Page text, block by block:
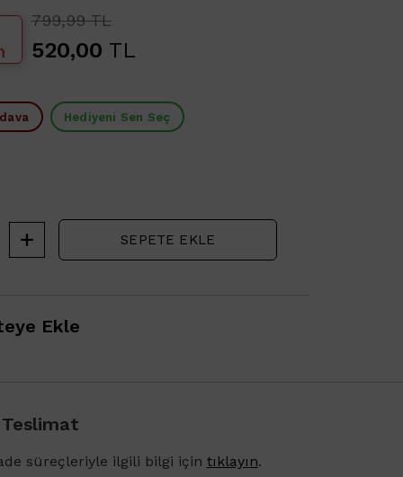
799,99 TL
520,00 TL
Hediyeni Sen Seç
SEPETE EKLE
Ekle
1500 TL ve üzeri alışverişlerinizde Vichy Dercos
süreçleriyle ilgili bilgi için tıklayın.